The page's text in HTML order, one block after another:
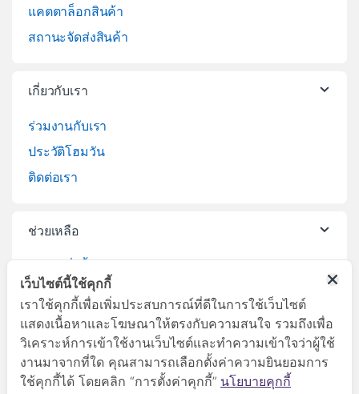
แคตตาล็อกสินค้า
สถานะจัดส่งสินค้า
เกี่ยวกับเรา
ร่วมงานกับเรา
ประวัติโฮมวัน
ติดต่อเรา
ช่วยเหลือ
บริการจัดส่งสินค้า
เปลี่ยนคืนสินค้า
เว็บไซต์นี้ใช้คุกกี้
เราใช้คุกกี้เพื่อเพิ่มประสบการณ์ที่ดีในการใช้เว็บไซต์
แสดงเนื้อหาและโฆษณาให้ตรงกับความสนใจ รวมถึงเพื่อ
วิเคราะห์การเข้าใช้งานเว็บไซต์และทำความเข้าใจว่าผู้ใช้
งานมาจากที่ใด คุณสามารถเลือกตั้งค่าความยินยอมการ
ใช้คุกกี้ได้ โดยคลิก “การตั้งค่าคุกกี้” นโยบายคุกกี้